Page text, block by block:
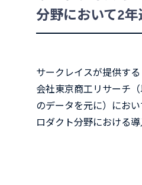
分野において2
サークレイスが提供す
会社東京商工リサーチ
のデータを元に）におい
ロダクト分野における